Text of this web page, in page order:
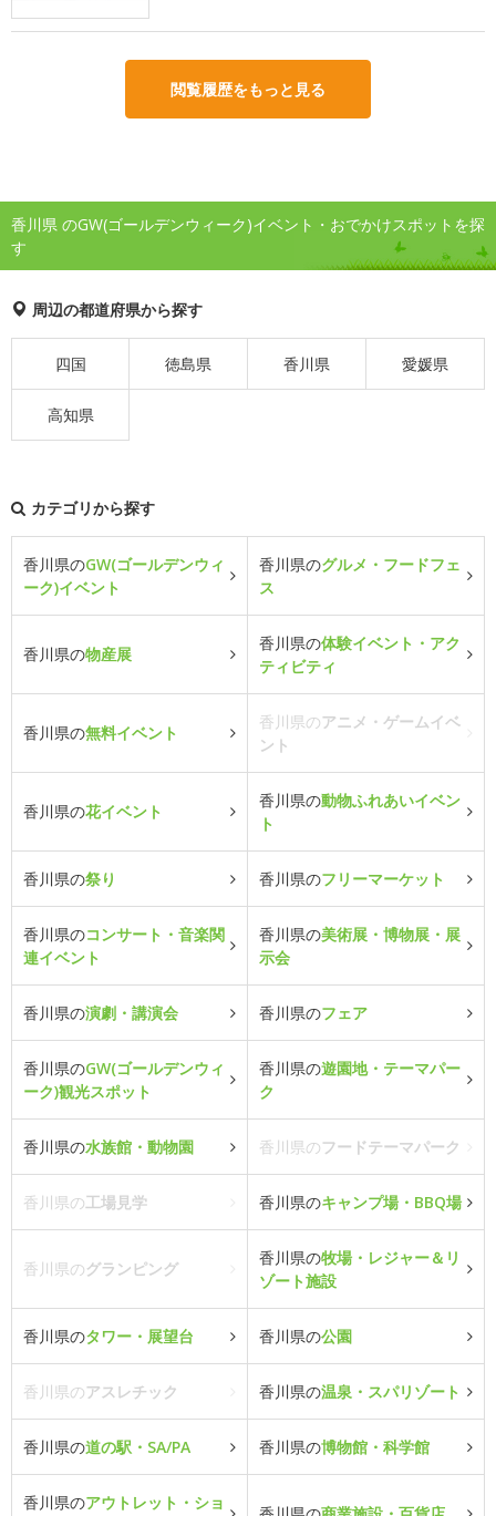
閲覧履歴をもっと見る
香川県 のGW(ゴールデンウィーク)イベント・おでかけスポットを探
す
周辺の都道府県から探す
四国 徳島県 香川県 愛媛県
高知県
カテゴリから探す
香川県のGW(ゴールデンウィ
ーク)イベント
香川県のグルメ・フードフェ
ス
香川県の物産展
香川県の体験イベント・アク
ティビティ
香川県の無料イベント
香川県のアニメ・ゲームイベ
ント
香川県の花イベント
香川県の動物ふれあいイベン
ト
香川県の祭り 香川県のフリーマーケット
香川県のコンサート・音楽関
連イベント
香川県の美術展・博物展・展
示会
香川県の演劇・講演会 香川県のフェア
香川県のGW(ゴールデンウィ
ーク)観光スポット
香川県の遊園地・テーマパー
ク
香川県の水族館・動物園 香川県のフードテーマパーク
香川県の工場見学 香川県のキャンプ場・BBQ場
香川県のグランピング
香川県の牧場・レジャー＆リ
ゾート施設
香川県のタワー・展望台 香川県の公園
香川県のアスレチック 香川県の温泉・スパリゾート
香川県の道の駅・SA/PA 香川県の博物館・科学館
香川県のアウトレット・ショ